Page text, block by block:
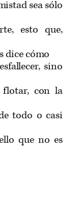
sea sólo
esto que,
dice cómo
sino
flotar, con la
todo o casi
que no es